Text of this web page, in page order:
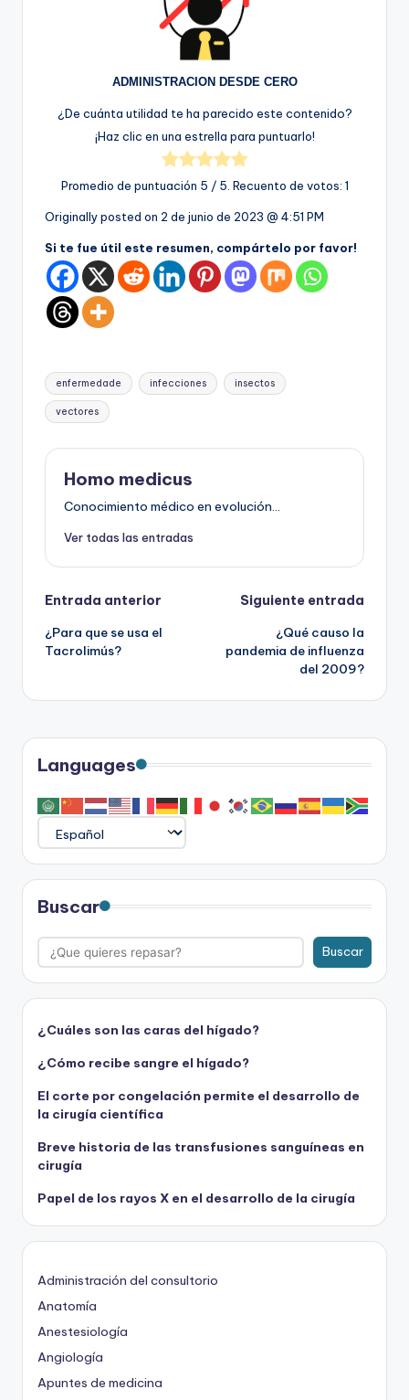
ADMINISTRACION DESDE CERO
¿De cuánta utilidad te ha parecido este contenido?
¡Haz clic en una estrella para puntuarlo!
Promedio de puntuación 5 / 5. Recuento de votos: 1
Originally posted on 2 de junio de 2023 @ 4:51 PM
Si te fue útil este resumen, compártelo por favor!
Etiquetas:
enfermedade infecciones insectos
vectores
Homo medicus
Conocimiento médico en evolución...
Ver todas las entradas
Navegación
de
Entrada anterior
¿Para que se usa el
Tacrolimús?
Siguiente entrada
¿Qué causo la
pandemia de influenza
del 2009?
Languages
Buscar
Buscar
¿Cuáles son las caras del hígado?
¿Cómo recibe sangre el hígado?
El corte por congelación permite el desarrollo de
la cirugía científica
Breve historia de las transfusiones sanguíneas en
cirugía
Papel de los rayos X en el desarrollo de la cirugía
Administración del consultorio
Anatomía
Anestesiología
Angiología
Apuntes de medicina